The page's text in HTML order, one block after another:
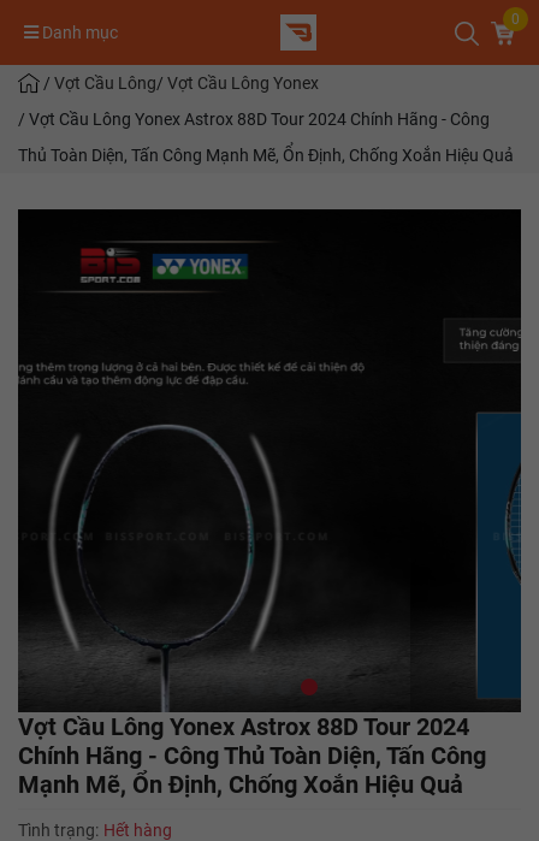
Danh mục
0
/ Vợt Cầu Lông/ Vợt Cầu Lông Yonex
/ Vợt Cầu Lông Yonex Astrox 88D Tour 2024 Chính Hãng - Công
Thủ Toàn Diện, Tấn Công Mạnh Mẽ, Ổn Định, Chống Xoắn Hiệu Quả
Vợt Cầu Lông Yonex Astrox 88D Tour 2024
Chính Hãng - Công Thủ Toàn Diện, Tấn Công
Mạnh Mẽ, Ổn Định, Chống Xoắn Hiệu Quả
Tình trạng: Hết hàng